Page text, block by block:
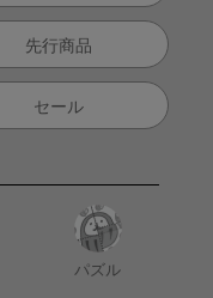
先行商品
セール
パズル